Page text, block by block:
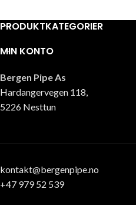
PRODUKTKATEGORIER
MIN KONTO
Bergen Pipe As
Hardangervegen 118,
5226 Nesttun
kontakt@bergenpipe.no
+47 979 52 539